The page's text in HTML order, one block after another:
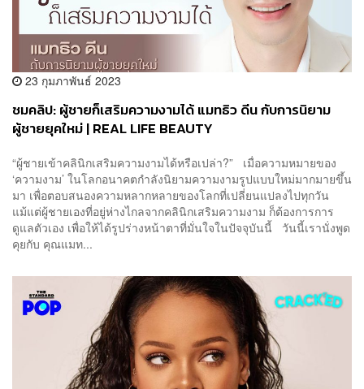
23 กุมภาพันธ์ 2023
ชมคลิป: ผู้ชายก็เสริมความงามได้ แมทธิว ดีน กับการนิยาม
ผู้ชายยุคใหม่ | REAL LIFE BEAUTY
“ผู้ชายเข้าคลินิกเสริมความงามได้หรือเปล่า?” เมื่อความหมายของ
‘ความงาม’ ในโลกอนาคตกำลังนิยามความงามรูปแบบใหม่มากมายขึ้น
มา เพื่อตอบสนองความหลากหลายของโลกที่เปลี่ยนแปลงไปทุกวัน
แม้แต่ผู้ชายเองที่อยู่ห่างไกลจากคลินิกเสริมความงาม ก็ต้องการการ
ดูแลตัวเอง เพื่อให้ได้รูปร่างหน้าตาที่มั่นใจในปัจจุบันนี้ วันนี้เรานั่งพูด
คุยกับ คุณแมท...